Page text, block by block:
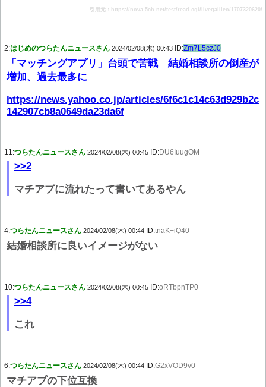
引用元：https://nova.5ch.net/test/read.cgi/livegalileo/1707320620/
2:はじめのつらたんニュースさん 2024/02/08(木) 00:43 ID:Zm7L5czJ0
「マッチングアプリ」台頭で苦戦 結婚相談所の倒産が
増加、過去最多に
https://news.yahoo.co.jp/articles/6f6c1c14c63d929b2c
142907cb8a0649da23da6f
11:つらたんニュースさん 2024/02/08(木) 00:45 ID:DU6IuugOM
>>2
マチアプに流れたって書いてあるやん
4:つらたんニュースさん 2024/02/08(木) 00:44 ID:tnaK+iQ40
結婚相談所に良いイメージがない
10:つらたんニュースさん 2024/02/08(木) 00:45 ID:oRTbpnTP0
>>4
これ
6:つらたんニュースさん 2024/02/08(木) 00:44 ID:G2xVOD9v0
マチアプの下位互換